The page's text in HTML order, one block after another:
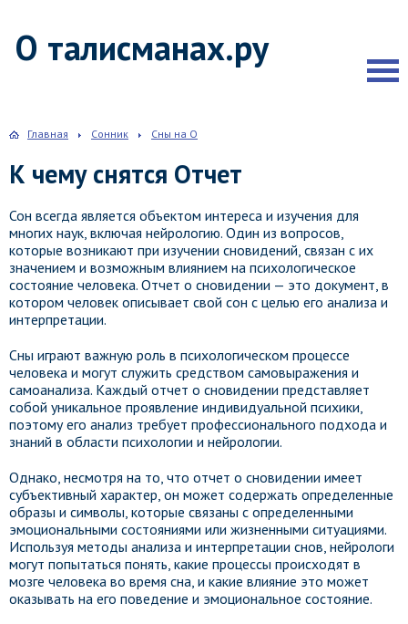
О талисманах.ру
Главная Сонник Сны на О
К чему снятся Отчет
Сон всегда является объектом интереса и изучения для
многих наук, включая нейрологию. Один из вопросов,
которые возникают при изучении сновидений, связан с их
значением и возможным влиянием на психологическое
состояние человека. Отчет о сновидении — это документ, в
котором человек описывает свой сон с целью его анализа и
интерпретации.
Сны играют важную роль в психологическом процессе
человека и могут служить средством самовыражения и
самоанализа. Каждый отчет о сновидении представляет
собой уникальное проявление индивидуальной психики,
поэтому его анализ требует профессионального подхода и
знаний в области психологии и нейрологии.
Однако, несмотря на то, что отчет о сновидении имеет
субъективный характер, он может содержать определенные
образы и символы, которые связаны с определенными
эмоциональными состояниями или жизненными ситуациями.
Используя методы анализа и интерпретации снов, нейрологи
могут попытаться понять, какие процессы происходят в
мозге человека во время сна, и какие влияние это может
оказывать на его поведение и эмоциональное состояние.